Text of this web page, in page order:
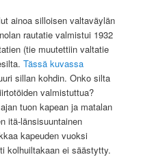
ainoa silloisen valtaväylän
rautatie valmistui 1932
(tie muutettiin valtatie
Tässä kuvassa
sillan kohdin. Onko silta
valmistuttua?
tuon kapean ja matalan
itä-länsisuuntainen
kapeuden vuoksi
kolhuiltakaan ei säästytty.